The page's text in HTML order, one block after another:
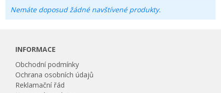
Nemáte doposud žádné navštívené produkty.
INFORMACE
Obchodní podmínky
Ochrana osobních údajů
Reklamační řád